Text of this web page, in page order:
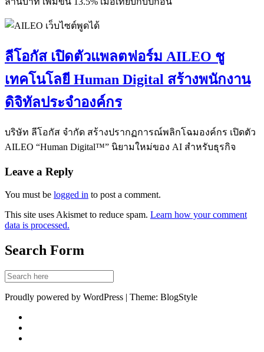
ลีโอกัส เปิดตัวแพลตฟอร์ม AILEO ชู
เทคโนโลยี Human Digital สร้างพนักงาน
ดิจิทัลประจำองค์กร
บริษัท ลีโอกัส จำกัด สร้างปรากฏการณ์พลิกโฉมองค์กร เปิดตัว
AILEO “Human Digital™” นิยามใหม่ของ AI สำหรับธุรกิจ
Leave a Reply
You must be logged in to post a comment.
This site uses Akismet to reduce spam. Learn how your comment
data is processed.
Search Form
Proudly powered by WordPress | Theme: BlogStyle